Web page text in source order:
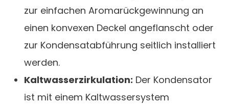
zur einfachen Aromarückgewinnung an
einen konvexen Deckel angeflanscht oder
zur Kondensatabführung seitlich installiert
werden.
Kaltwasserzirkulation: Der Kondensator
ist mit einem Kaltwassersystem